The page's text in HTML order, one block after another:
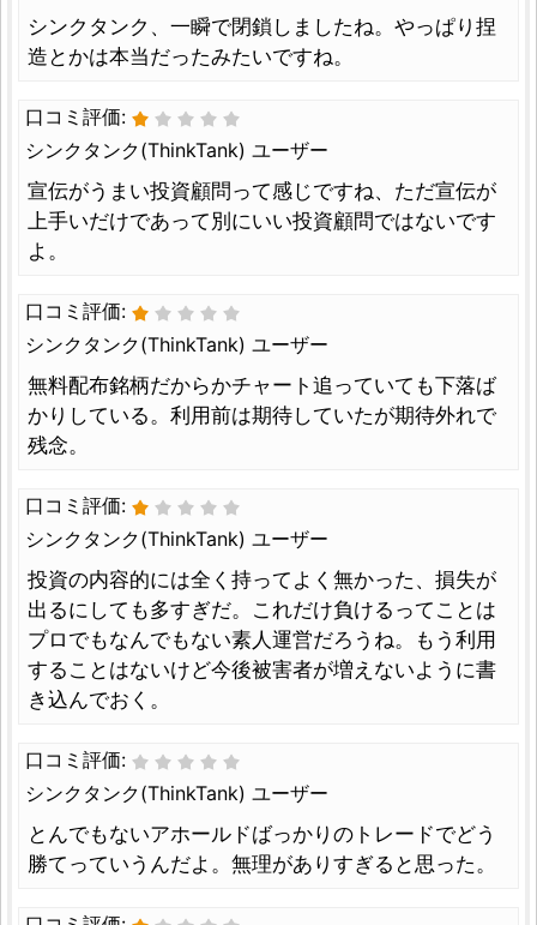
シンクタンク、一瞬で閉鎖しましたね。やっぱり捏
造とかは本当だったみたいですね。
口コミ評価:
シンクタンク(ThinkTank) ユーザー
宣伝がうまい投資顧問って感じですね、ただ宣伝が
上手いだけであって別にいい投資顧問ではないです
よ。
口コミ評価:
シンクタンク(ThinkTank) ユーザー
無料配布銘柄だからかチャート追っていても下落ば
かりしている。利用前は期待していたが期待外れで
残念。
口コミ評価:
シンクタンク(ThinkTank) ユーザー
投資の内容的には全く持ってよく無かった、損失が
出るにしても多すぎだ。これだけ負けるってことは
プロでもなんでもない素人運営だろうね。もう利用
することはないけど今後被害者が増えないように書
き込んでおく。
口コミ評価:
シンクタンク(ThinkTank) ユーザー
とんでもないアホールドばっかりのトレードでどう
勝てっていうんだよ。無理がありすぎると思った。